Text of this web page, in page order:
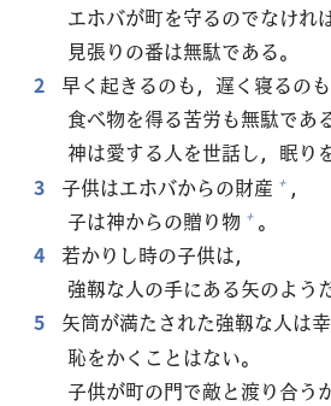
エホバが町を守るのでなけれ
見張りの番は無駄である。
2
早く 起きるのも， 遅く 寝るのも
食べ物を得る苦労も無駄であ
神は愛する人を世話し， 眠り
3
子供はエホバからの財産 + ，
子は神からの贈り物 + 。
4
若かりし時の子供は，
強靱な人の手にある矢のよう
5
矢筒が満たされた強靱な人は幸
恥をかくことはない。
子供が町の門で敵と渡り合う